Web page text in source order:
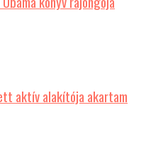
aktív alakítója akartam